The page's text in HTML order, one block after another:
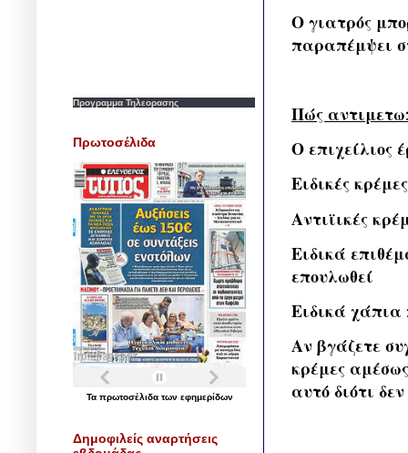
Ο γιατρός
παραπέμψει
Πώς
Ο επιχείλιος
Ειδικές
Αντιϊικές
Ειδικά
επουλωθεί
Ειδικά χάπια
Αν βγάζετε
κρέμες
αυτό διότι
Προγραμμα Τηλεορασης
Πρωτοσέλιδα
Τα πρωτοσέλιδα των εφημερίδων
Δημοφιλείς αναρτήσεις